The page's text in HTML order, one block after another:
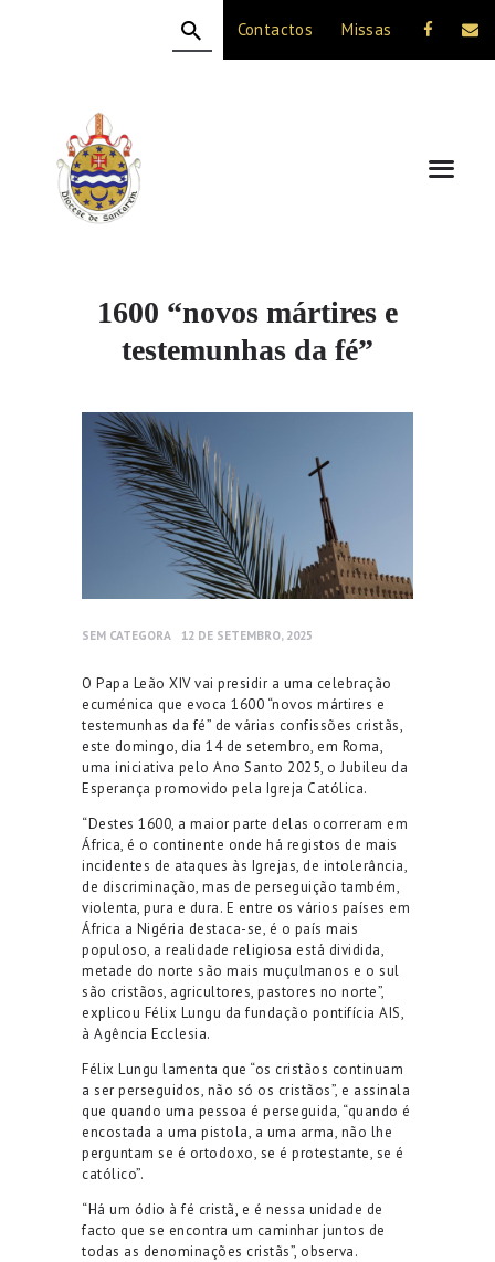
Contactos Missas
1600 “novos mártires e
testemunhas da fé”
A DIOCESE
CELEBRAÇÃO
VIDA CRISTÃ
NOTÍCIAS
SEM CATEGORA 12 DE SETEMBRO, 2025
O Papa Leão XIV vai presidir a uma celebração
ecuménica que evoca 1600 “novos mártires e
testemunhas da fé” de várias confissões cristãs,
este domingo, dia 14 de setembro, em Roma,
uma iniciativa pelo Ano Santo 2025, o Jubileu da
Esperança promovido pela Igreja Católica.
“Destes 1600, a maior parte delas ocorreram em
África, é o continente onde há registos de mais
incidentes de ataques às Igrejas, de intolerância,
de discriminação, mas de perseguição também,
violenta, pura e dura. E entre os vários países em
África a Nigéria destaca-se, é o país mais
populoso, a realidade religiosa está dividida,
metade do norte são mais muçulmanos e o sul
são cristãos, agricultores, pastores no norte”,
explicou Félix Lungu da fundação pontifícia AIS,
à Agência Ecclesia.
Félix Lungu lamenta que “os cristãos continuam
a ser perseguidos, não só os cristãos”, e assinala
que quando uma pessoa é perseguida, “quando é
encostada a uma pistola, a uma arma, não lhe
perguntam se é ortodoxo, se é protestante, se é
católico”.
“Há um ódio à fé cristã, e é nessa unidade de
facto que se encontra um caminhar juntos de
todas as denominações cristãs”, observa.